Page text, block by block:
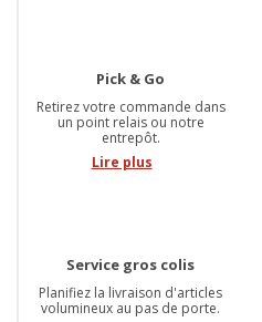
Pick & Go
Retirez votre commande dans
un point relais ou notre
entrepôt.
Lire plus
Service gros colis
Planifiez la livraison d'articles
volumineux au pas de porte.